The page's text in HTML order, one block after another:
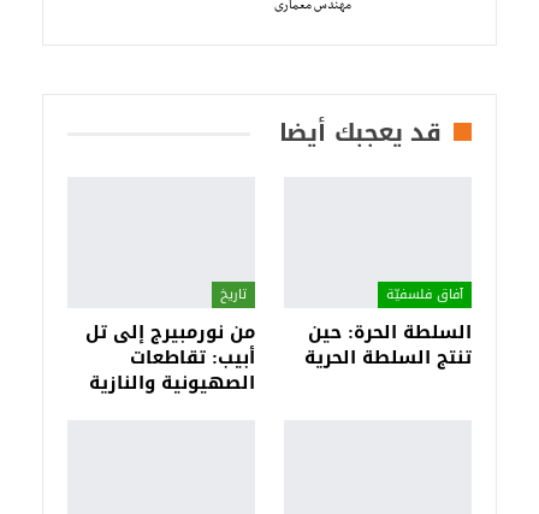
مهندس معمارى
قد يعجبك أيضا
آفاق فلسفيّة‎
السلطة الحرة: حين
تنتج السلطة الحرية
تاريخ
من نورمبيرج إلى تل
أبيب: تقاطعات
الصهيونية والنازية